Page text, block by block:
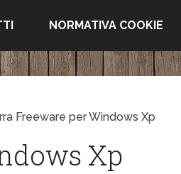
NORMATIVA COOKIE
Freeware per Windows Xp
Xp